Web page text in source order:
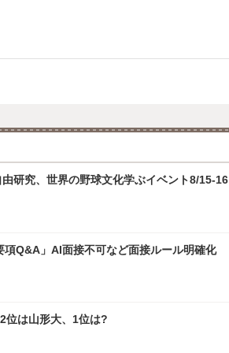
由研究、世界の野球文化学ぶイベント8/15-16
項Q&A」AI面接不可など面接ルール明確化
位は山形大、1位は?